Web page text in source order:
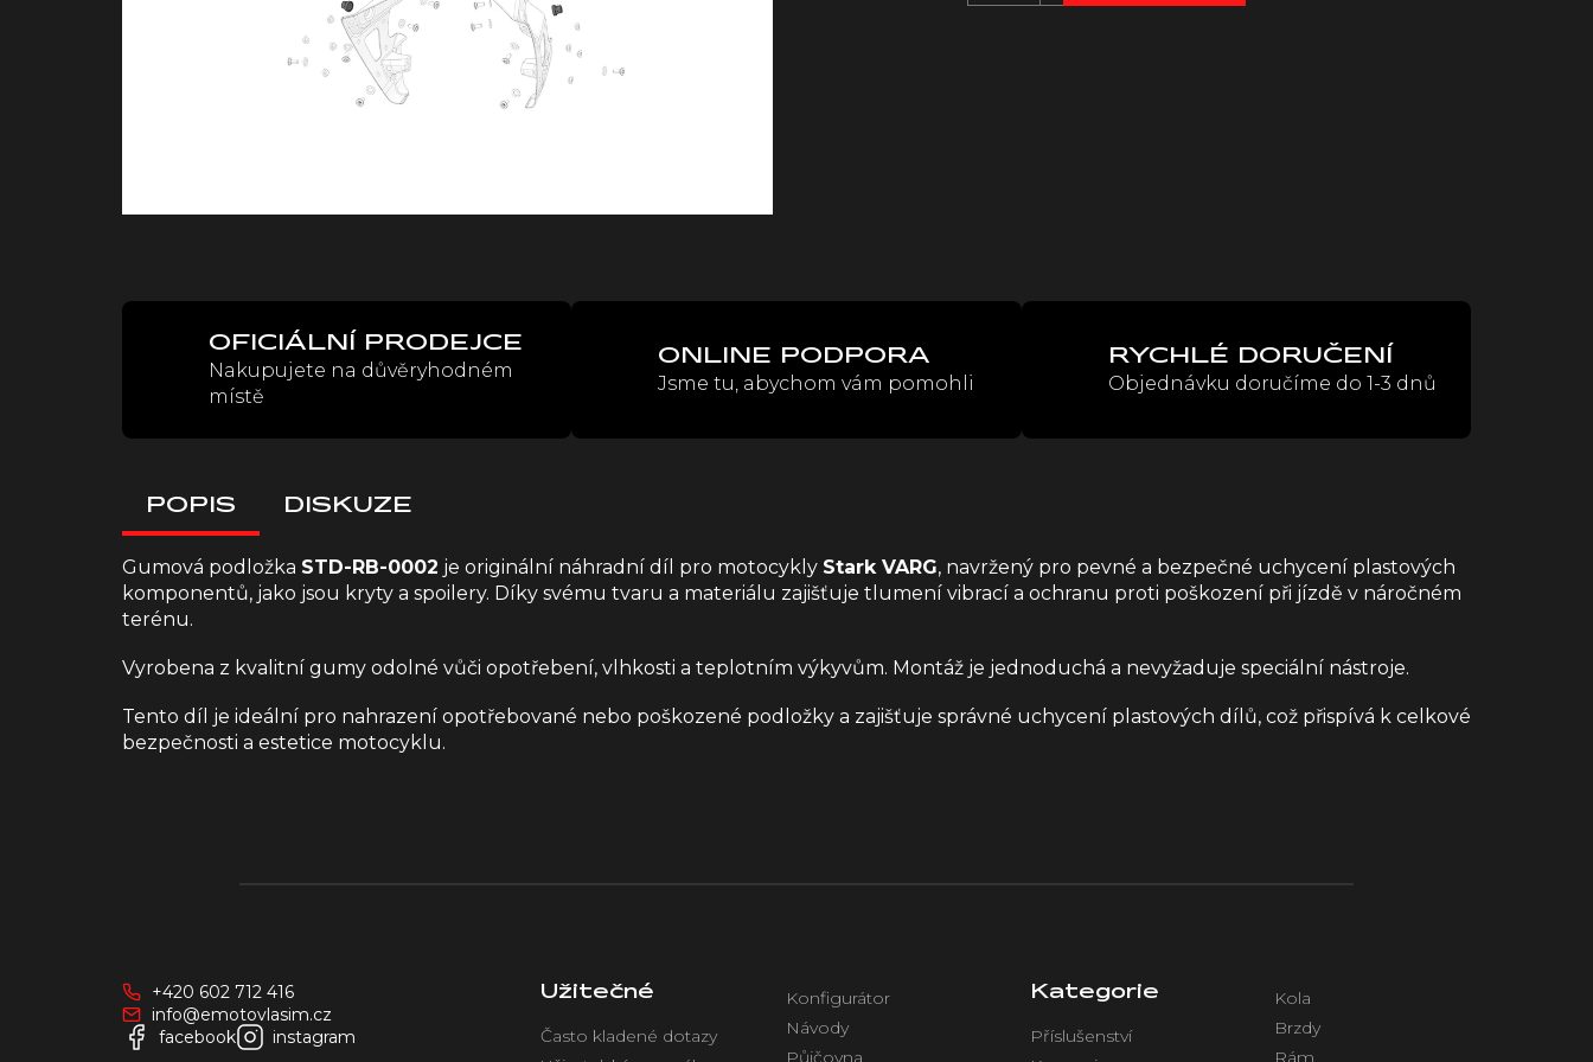
OFICIÁLNÍ PRODEJCE
Nakupujete na důvěryhodném
místě
ONLINE PODPORA
Jsme tu, abychom vám pomohli
RYCHLÉ DORUČENÍ
Objednávku doručíme do 1-3 dnů
POPIS DISKUZE
Gumová podložka STD-RB-0002 je originální náhradní díl pro motocykly Stark VARG, navržený pro pevné a bezpečné uchycení plastových
komponentů, jako jsou kryty a spoilery. Díky svému tvaru a materiálu zajišťuje tlumení vibrací a ochranu proti poškození při jízdě v náročném
terénu.
Vyrobena z kvalitní gumy odolné vůči opotřebení, vlhkosti a teplotním výkyvům. Montáž je jednoduchá a nevyžaduje speciální nástroje.
Tento díl je ideální pro nahrazení opotřebované nebo poškozené podložky a zajišťuje správné uchycení plastových dílů, což přispívá k celkové
bezpečnosti a estetice motocyklu.
+420 602 712 416
info@emotovlasim.cz
facebook
instagram
Užitečné
Často kladené dotazy
Konfigurátor
Návody
Půjčovna
Kategorie
Příslušenství
Kola
Brzdy
Rám